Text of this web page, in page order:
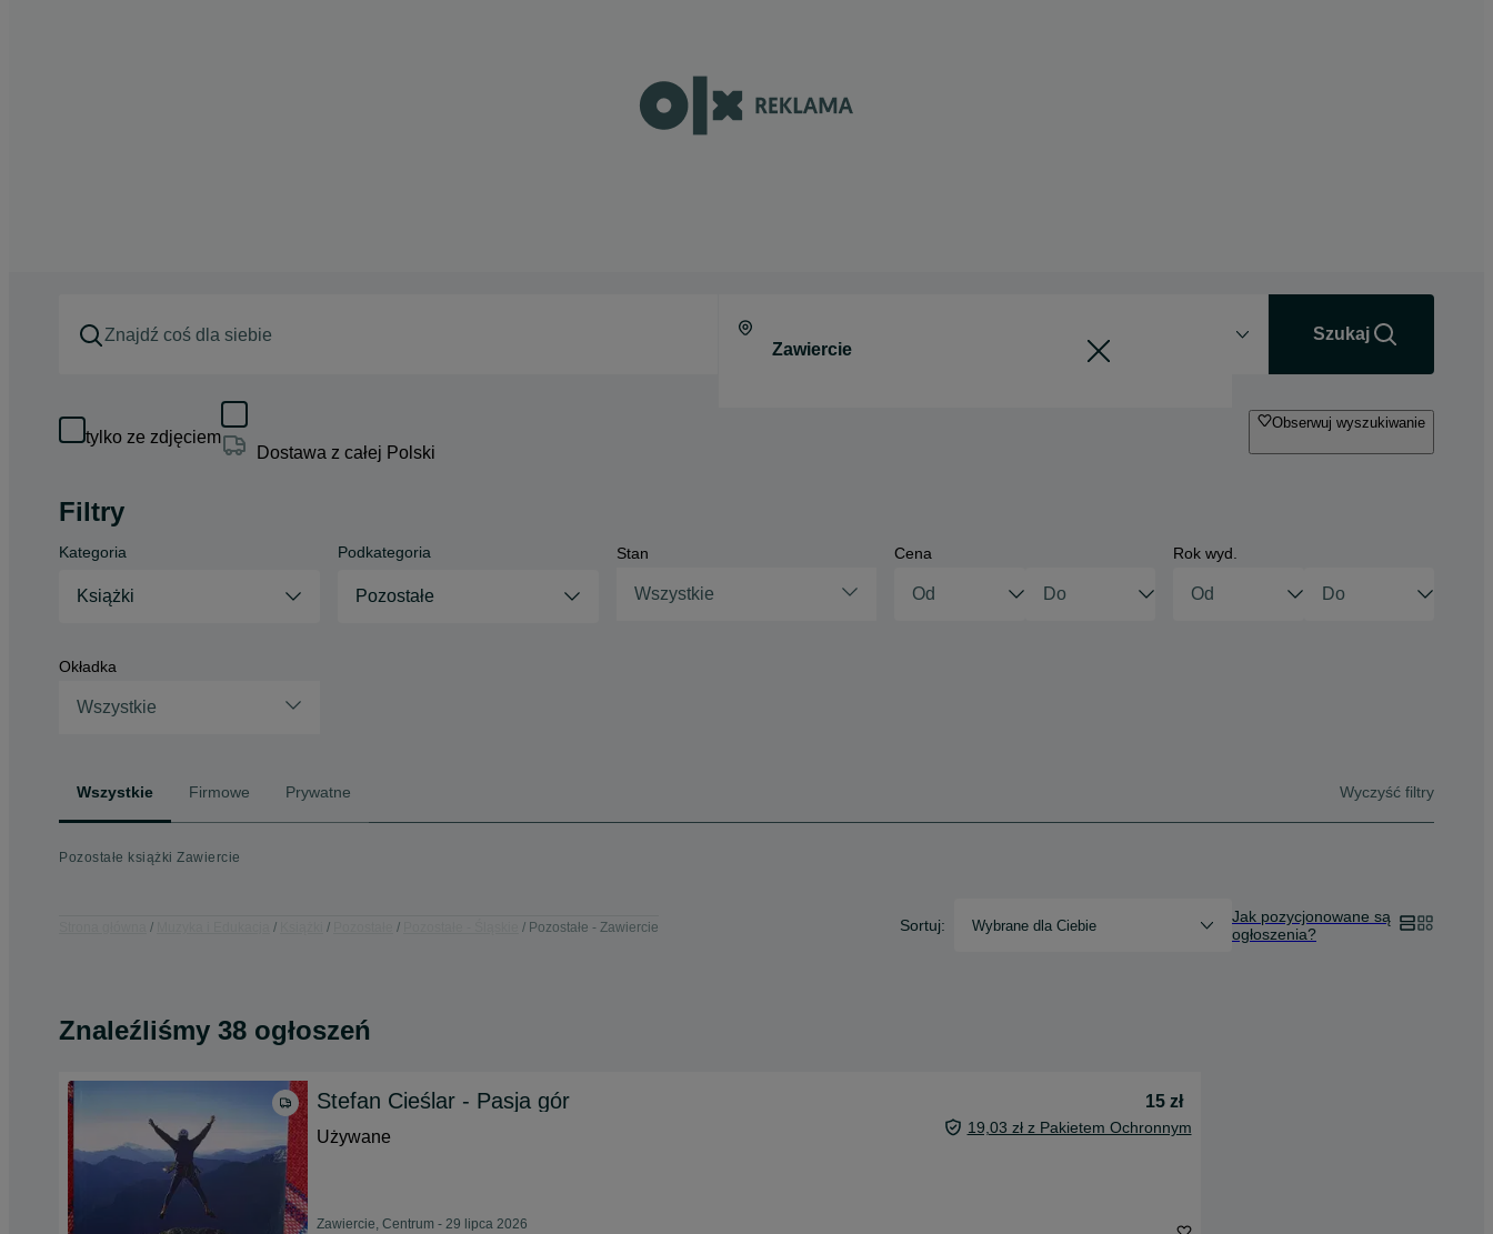
Szukaj
tylko ze zdjęciem
Dostawa z całej Polski
Obserwuj wyszukiwanie
Filtry
Kategoria
Książki
Podkategoria
Pozostałe
Stan
Wszystkie
Cena Rok wyd.
Okładka
Wszystkie
Wszystkie Firmowe Prywatne Wyczyść filtry
Pozostałe książki Zawiercie
Pozostałe - Zawiercie Sortuj: Wybrane dla Ciebie
Jak pozycjonowane są
ogłoszenia?
Znaleźliśmy 38 ogłoszeń
Stefan Cieślar - Pasja gór
15 zł
Używane
19,03 zł z Pakietem Ochronnym
Zawiercie, Centrum - 29 lipca 2026